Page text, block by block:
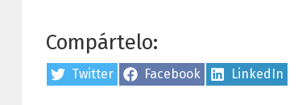
Compártelo:
Share
on
Twitter
Share
on
Facebook
Share
on
LinkedIn